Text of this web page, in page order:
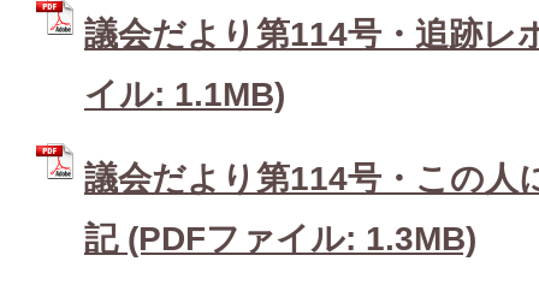
議会だより第114号・追跡レ
イル: 1.1MB)
議会だより第114号・この人
記 (PDFファイル: 1.3MB)